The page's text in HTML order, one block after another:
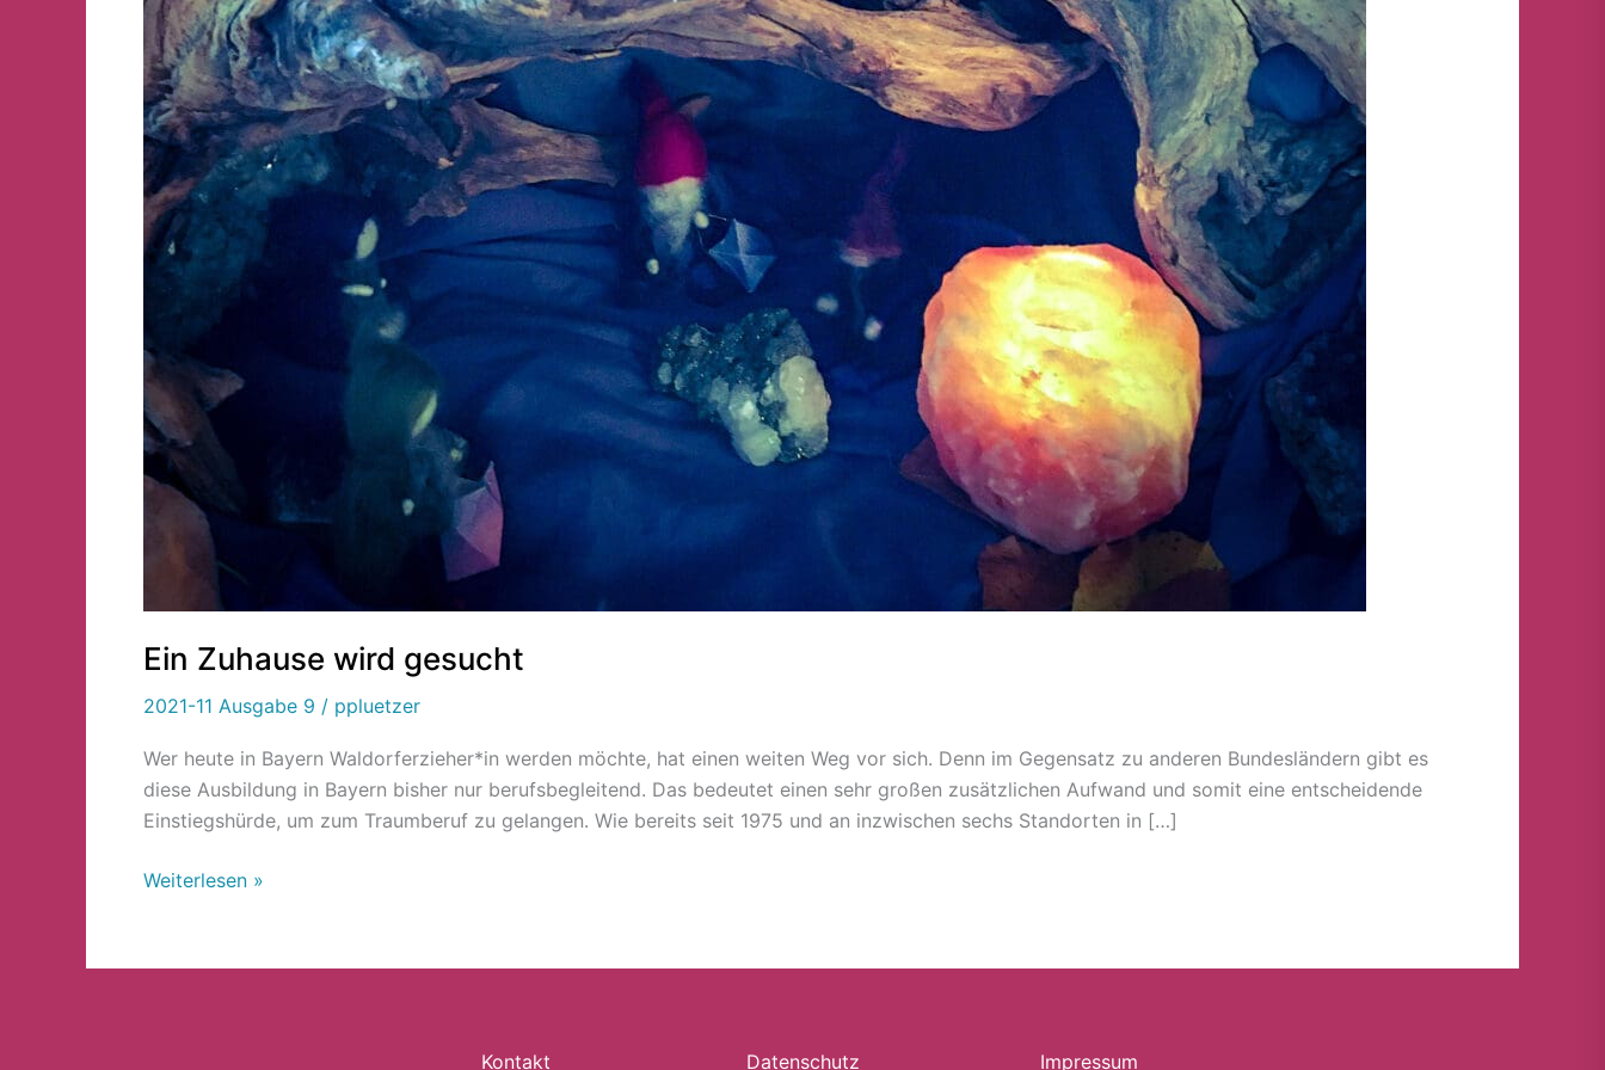
Ein Zuhause wird gesucht
2021-11 Ausgabe 9 / ppluetzer
Wer heute in Bayern Waldorferzieher*in werden möchte, hat einen weiten Weg vor sich. Denn im Gegensatz zu anderen Bundesländern gibt es
diese Ausbildung in Bayern bisher nur berufsbegleitend. Das bedeutet einen sehr großen zusätzlichen Aufwand und somit eine entscheidende
Einstiegshürde, um zum Traumberuf zu gelangen. Wie bereits seit 1975 und an inzwischen sechs Standorten in […]
Weiterlesen »
Kontakt Datenschutz Impressum